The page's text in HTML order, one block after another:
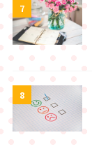
7
8